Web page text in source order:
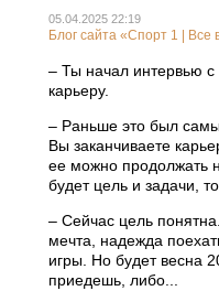
05.04.2025 22:19
Блог сайта «Спорт 1 | Все
– Ты начал интервью с
карьеру.
– Раньше это был
Вы заканчиваете
ее можно продолжать
будет цель и задачи,
– Сейчас цель
мечта, надежда
игры. Но будет весна
приедешь, либо...